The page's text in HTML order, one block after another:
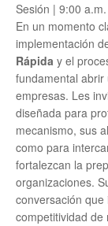
Sesión | 9:00
En un momento
implementación
Rápida y el
fundamental abrir
empresas. Les
diseñada para
mecanismo, sus
como para
fortalezcan la
organizaciones.
conversación
competitividad de